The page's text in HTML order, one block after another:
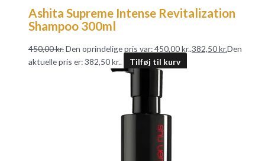
Ashita Supreme Intense Revitalization
Shampoo 300ml
450,00kr.Den oprindelige pris var: 450,00 kr..382,50kr.Den
aktuelle pris er: 382,50 kr..
Tilføj til kurv